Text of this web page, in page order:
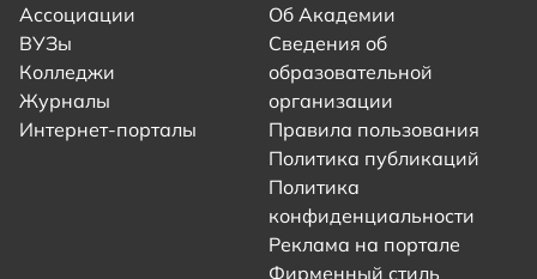
Ассоциации
ВУЗы
Колледжи
Журналы
Интернет-порталы
Об Академии
Сведения об
образовательной
организации
Правила пользования
Политика публикаций
Политика
конфиденциальности
Реклама на портале
Фирменный стиль